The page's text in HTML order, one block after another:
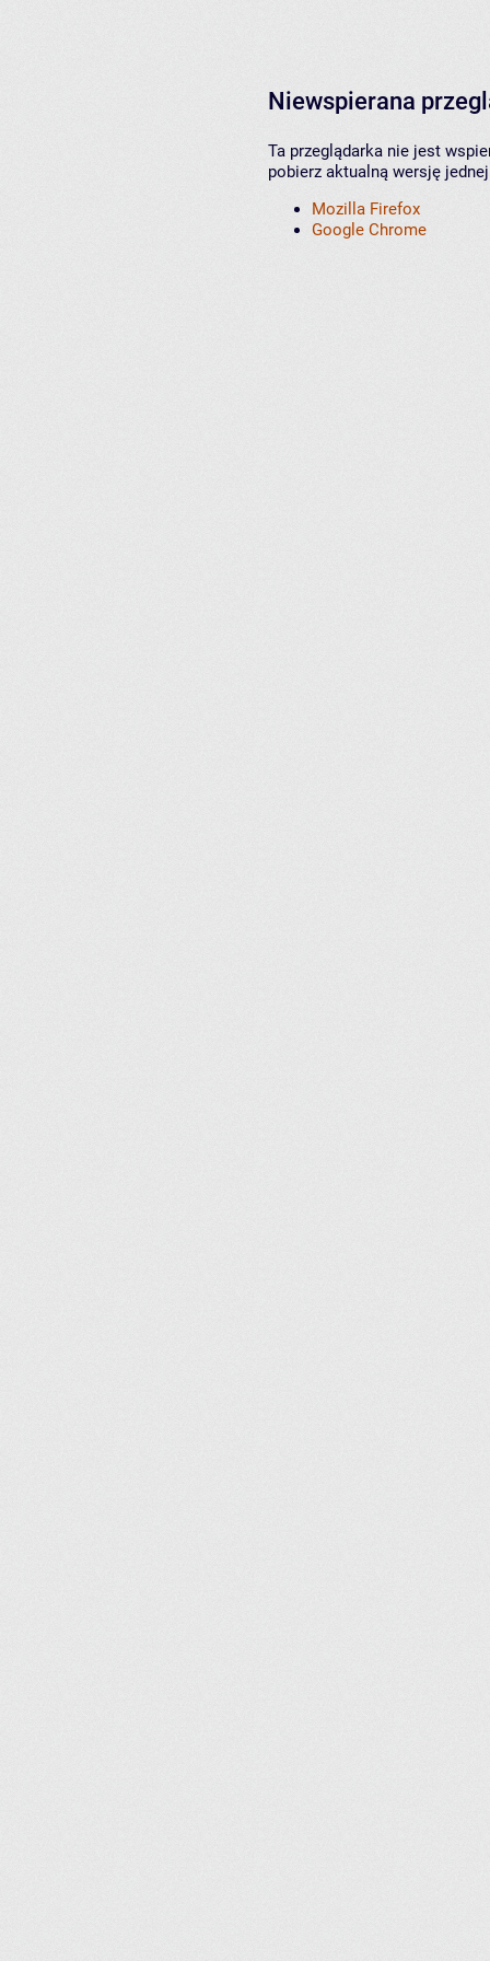
Niewspierana
Ta przeglądarka nie jest
pobierz aktualną wersję
Mozilla Firefox
Google Chrome